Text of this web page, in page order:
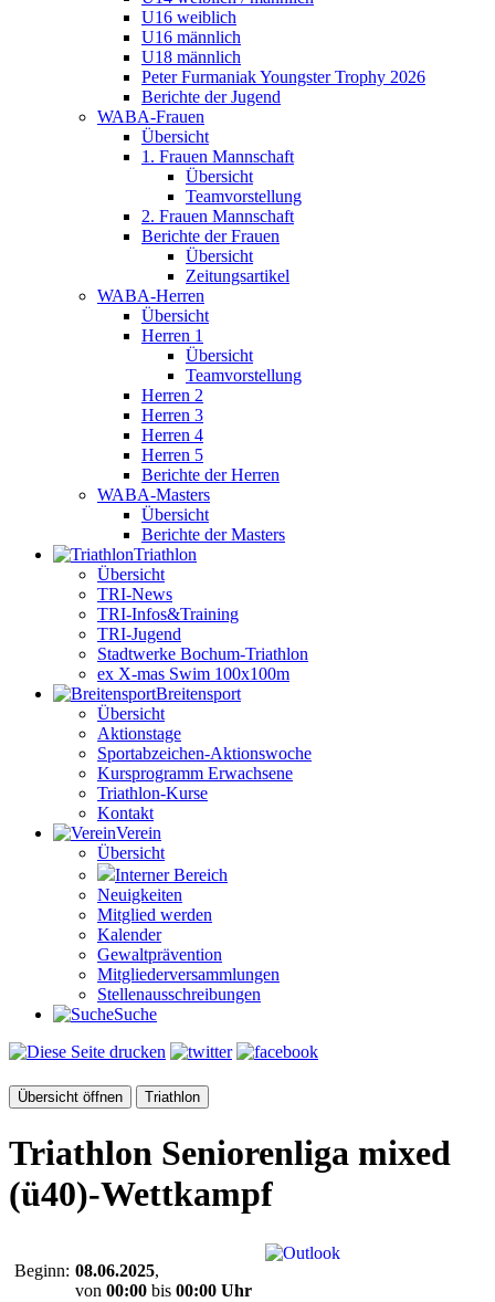
U16 weiblich
U16 männlich
U18 männlich
Peter Furmaniak Youngster Trophy 2026
Berichte der Jugend
WABA-Frauen
Übersicht
1. Frauen Mannschaft
Übersicht
Teamvorstellung
2. Frauen Mannschaft
Berichte der Frauen
Übersicht
Zeitungsartikel
WABA-Herren
Übersicht
Herren 1
Übersicht
Teamvorstellung
Herren 2
Herren 3
Herren 4
Herren 5
Berichte der Herren
WABA-Masters
Übersicht
Berichte der Masters
Triathlon
Übersicht
TRI-News
TRI-Infos&Training
TRI-Jugend
Stadtwerke Bochum-Triathlon
ex X-mas Swim 100x100m
Breiten­sport
Übersicht
Aktionstage
Sportabzeichen-Aktionswoche
Kursprogramm Erwachsene
Triathlon-Kurse
Kontakt
Verein
Übersicht
Interner Bereich
Neuigkeiten
Mitglied werden
Kalender
Gewaltprävention
Mitglieder­versammlungen
Stellen­aus­schrei­bungen
Suche
Übersicht öffnen Triathlon
Triathlon Seniorenliga mixed
(ü40)-Wettkampf
Beginn: 08.06.2025,
von 00:00 bis 00:00 Uhr